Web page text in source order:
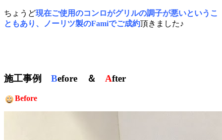
ちょうど現在ご使用のコンロがグリルの調子が悪いというこ
ともあり、ノーリツ製のFamiでご成約頂きました♪
施工事例 Before ＆ After
Before